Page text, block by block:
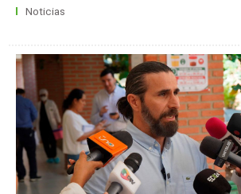
Noticias